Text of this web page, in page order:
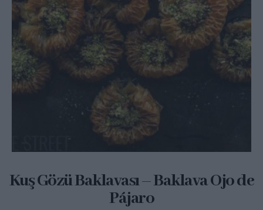
Kuş Gözü Baklavası – Baklava Ojo de
Pájaro